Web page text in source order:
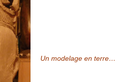
Un modelage en terre…